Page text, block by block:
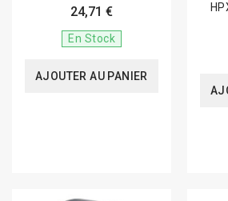
24,71 €
En Stock
AJOUTER AU PANIER